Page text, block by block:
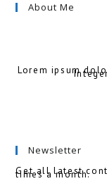
About Me
Lorem ipsum
Newsletter
Get all latest
times a month.